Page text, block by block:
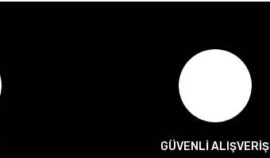
GÜVENLİ ALIŞVERİŞ